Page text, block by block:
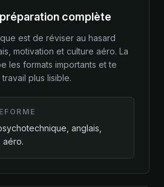
complète
est de réviser au hasard
motivation et culture aéro. La
les formats importants et te
plus lisible.
anglais,
aéro.